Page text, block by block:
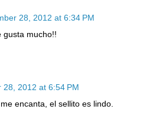
28, 2012 at 6:34 PM
gusta mucho!!
28, 2012 at 6:54 PM
encanta, el sellito es lindo.